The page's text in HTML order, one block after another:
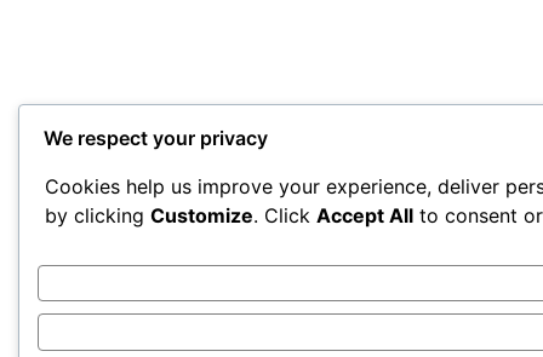
We respect your privacy
Cookies help us improve your experience, deliver
by clicking Customize. Click Accept All to consent